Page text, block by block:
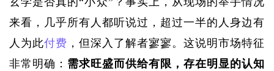
来看，几乎所有人都听说过，超过一半的人身边有
人为此付费 ，但深入了解者寥寥。这说明市场特征
非常明确： 需求旺盛而供给有限，存在明显的认知